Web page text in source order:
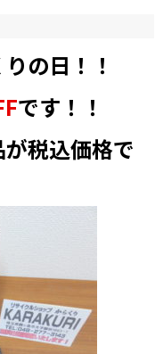
の日！！
です！！
税込価格で